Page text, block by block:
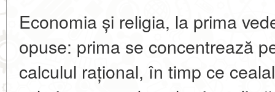
Economia și religia, la prima
opuse: prima se concentrează
calculul rațional, în timp ce